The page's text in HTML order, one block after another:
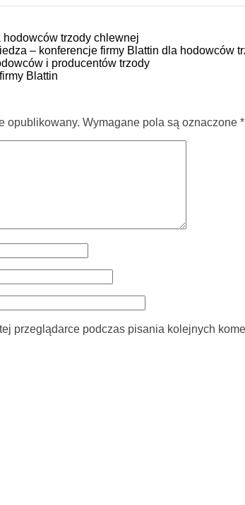
trzody chlewnej
– konferencje firmy Blattin dla hodowców
i producentów trzody
Blattin
opublikowany. Wymagane pola są oznaczone *
przeglądarce podczas pisania kolejnych